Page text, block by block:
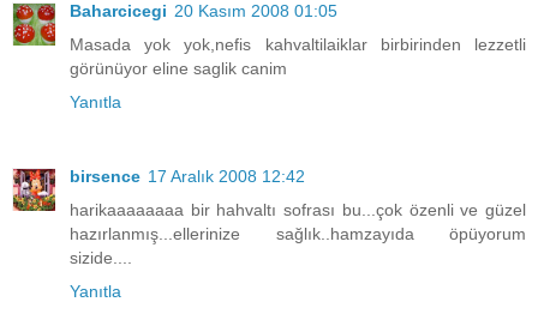
Baharcicegi 20 Kasım 2008 01:05
Masada yok yok,nefis kahvaltilaiklar birbirinden lezzetli
görünüyor eline saglik canim
Yanıtla
birsence 17 Aralık 2008 12:42
harikaaaaaaaa bir hahvaltı sofrası bu...çok özenli ve güzel
hazırlanmış...ellerinize sağlık..hamzayıda öpüyorum
sizide....
Yanıtla